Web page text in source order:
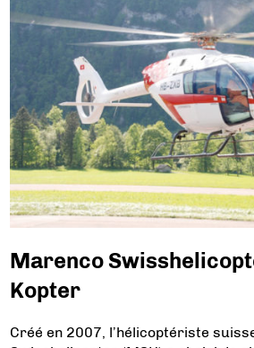
Marenco
Kopter
Créé en 2007, l’hélicoptériste